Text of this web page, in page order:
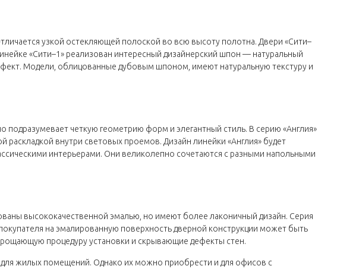
узкой остекляющей полоской во всю высоту полотна. Двери «Сити–
«Сити–1» реализован интересный дизайнерский шпон — натуральный
Модели, облицованные дубовым шпоном, имеют натуральную текстуру и
подразумевает четкую геометрию форм и элегантный стиль. В серию «Англия»
внутри световых проемов. Дизайн линейки «Англия» будет
интерьерами. Они великолепно сочетаются с разными напольными
высококачественной эмалью, но имеют более лаконичный дизайн. Серия
на эмалированную поверхность дверной конструкции может быть
процедуру установки и скрывающие дефекты стен.
жилых помещений. Однако их можно приобрести и для офисов с